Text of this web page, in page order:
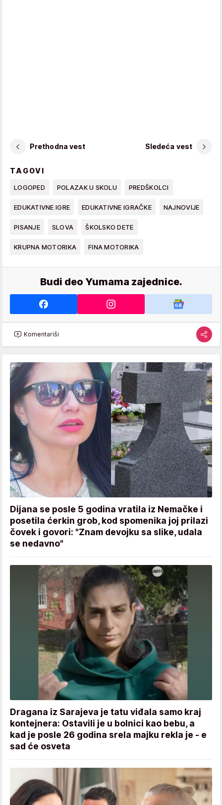
Prethodna vest Sledeća vest
TAGOVI
LOGOPED POLAZAK U SKOLU PREDŠKOLCI
EDUKATIVNE IGRE EDUKATIVNE IGRAČKE NAJNOVIJE
PISANJE SLOVA ŠKOLSKO DETE
KRUPNA MOTORIKA FINA MOTORIKA
Budi deo Yumama zajednice.
Komentariši
Dijana se posle 5 godina vratila iz Nemačke i
posetila ćerkin grob, kod spomenika joj prilazi
čovek i govori: "Znam devojku sa slike, udala
se nedavno"
Dragana iz Sarajeva je tatu viđala samo kraj
kontejnera: Ostavili je u bolnici kao bebu, a
kad je posle 26 godina srela majku rekla je - e
sad će osveta